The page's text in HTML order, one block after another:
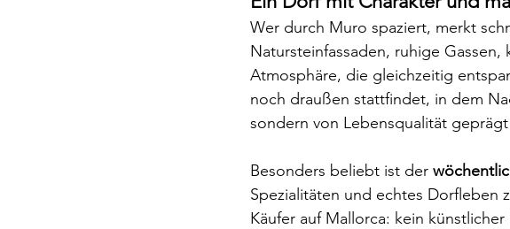
Wer durch Muro spaziert, merkt
Natursteinfassaden, ruhige
Atmosphäre, die gleichzeitig
noch draußen stattfindet, in dem
sondern von Lebensqualität geprägt
Besonders beliebt ist der
Spezialitäten und echtes Dorfleben
Käufer auf Mallorca: kein